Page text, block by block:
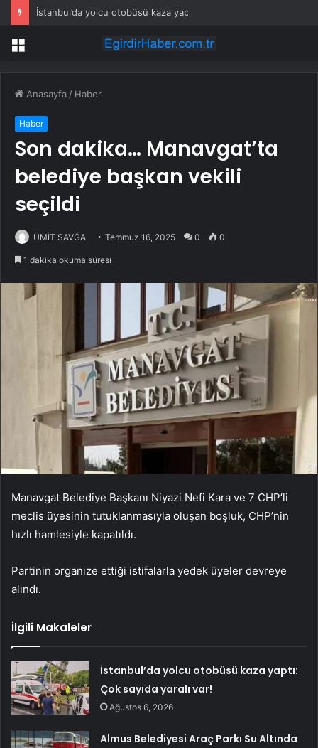
İstanbul’da yolcu otobüsü kaza yaptı: Çok sayıda yaralı var!
Menü
Anasayfa / Haber
Haber
Son dakika… Manavgat’ta
belediye başkan vekili
seçildi
ÜMİT SAVĞA Temmuz 16, 2025 0 0
1 dakika okuma süresi
Manavgat Belediye Başkanı Niyazi Nefi Kara ve 7 CHP’li
meclis üyesinin tutuklanmasıyla oluşan boşluk, CHP’nin
hızlı hamlesiyle kapatıldı.
Partinin organize ettiği istifalarla yedek üyeler devreye
alındı.
İlgili Makaleler
İstanbul’da yolcu otobüsü kaza yaptı:
Çok sayıda yaralı var!
Ağustos 6, 2026
Almus Belediyesi Araç Parkı Su Altında